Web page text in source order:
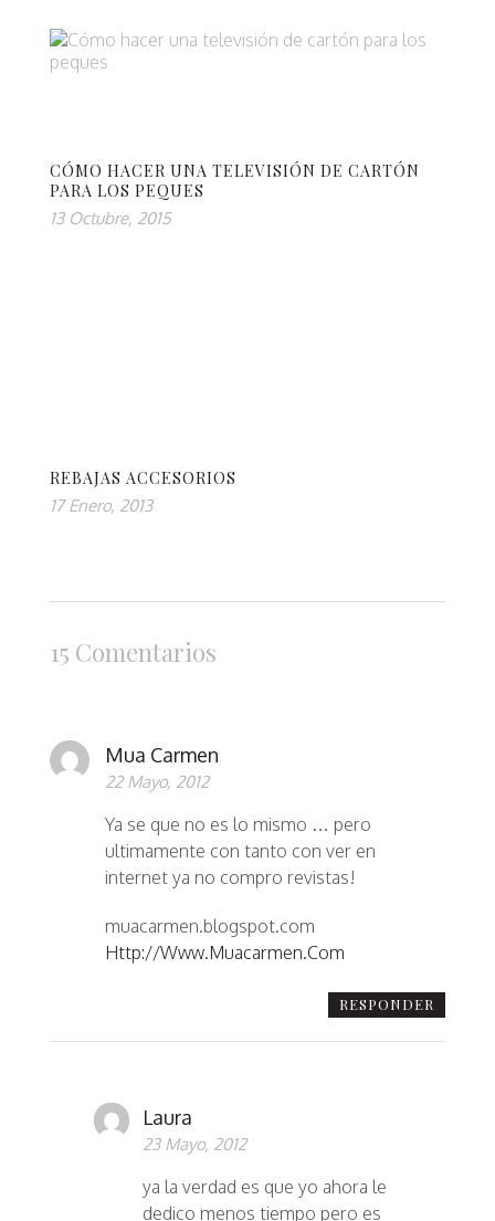
CÓMO HACER UNA TELEVISIÓN DE CARTÓN
PARA LOS PEQUES
13 Octubre, 2015
REBAJAS ACCESORIOS
17 Enero, 2013
15 Comentarios
Mua Carmen
22 Mayo, 2012
Ya se que no es lo mismo … pero
ultimamente con tanto con ver en
internet ya no compro revistas!
muacarmen.blogspot.com
Http://www.muacarmen.com
RESPONDER
Laura
23 Mayo, 2012
ya la verdad es que yo ahora le
dedico menos tiempo pero es